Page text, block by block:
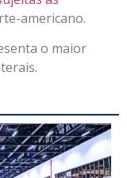
americano.
o maior